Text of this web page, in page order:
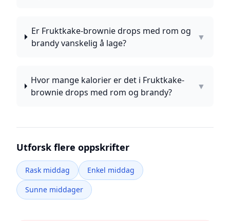
Er Fruktkake-brownie drops med rom og
brandy vanskelig å lage?
▼
Hvor mange kalorier er det i Fruktkake-
brownie drops med rom og brandy?
▼
Utforsk flere oppskrifter
Rask middag
Enkel middag
Sunne middager